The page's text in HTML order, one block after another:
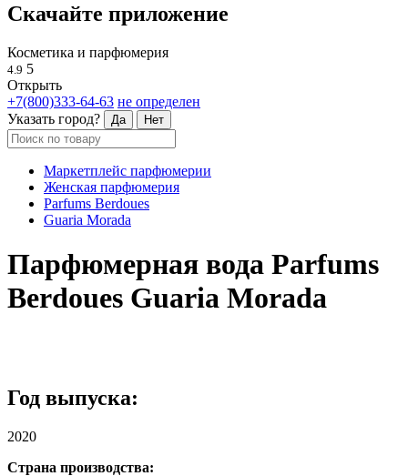
Скачайте приложение
Косметика и парфюмерия
4.9 5
Открыть
+7(800)333-64-63 не определен
Указать город?
Да Нет
Маркетплейс парфюмерии
Женская парфюмерия
Parfums Berdoues
Guaria Morada
Парфюмерная вода Parfums
Berdoues Guaria Morada
Год выпуска:
2020
Страна производства: